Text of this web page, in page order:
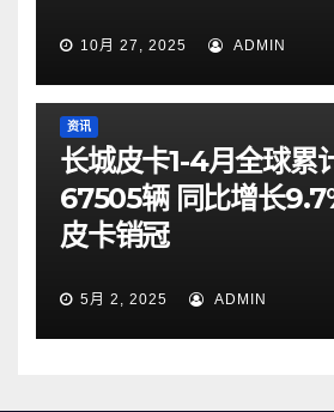
10月 27, 2025 ADMIN
资讯
长城皮卡1-4月全球累
67505辆 同比增长
皮卡销冠
5月 2, 2025 ADMIN